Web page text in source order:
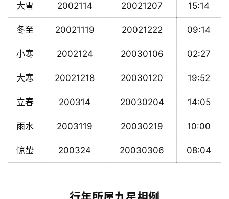
大雪 2002114 20021207 15:14
冬至 20021119 20021222 09:14
小寒 2002124 20030106 02:27
大寒 20021218 20030120 19:52
立春 200314 20030204 14:05
雨水 2003119 20030219 10:00
惊蛰 200324 20030306 08:04